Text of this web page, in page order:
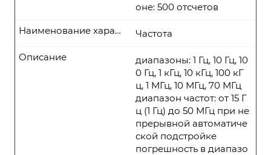
оне: 500 отсчетов
Частота
Наименование характеристики
диапазоны: 1 Гц, 10 Гц, 10
0 Гц, 1 кГц, 10 кГц, 100 кГ
ц, 1 МГц, 10 МГц, 70 МГц
диапазон частот: от 15 Г
ц (1 Гц) до 50 МГц при не
прерывной автоматиче
ской подстройке
погрешность в диапазо
Описание